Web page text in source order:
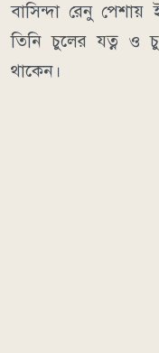
বাসিন্দা রেনু পেশায়
তিনি চুলের যত্ন ও
থাকেন।